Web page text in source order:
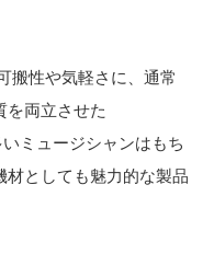
搬性や気軽さに、通常
を両立させた
ミュージシャンはもち
材としても魅力的な製品